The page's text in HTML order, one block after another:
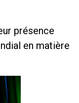
présence
en matière